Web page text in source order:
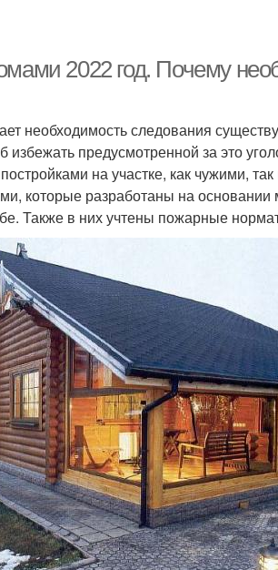
2022 год. Почему
необходимость следования
избежать предусмотренной за это
на участке, как чужими,
которые разработаны на основании
Также в них учтены пожарные